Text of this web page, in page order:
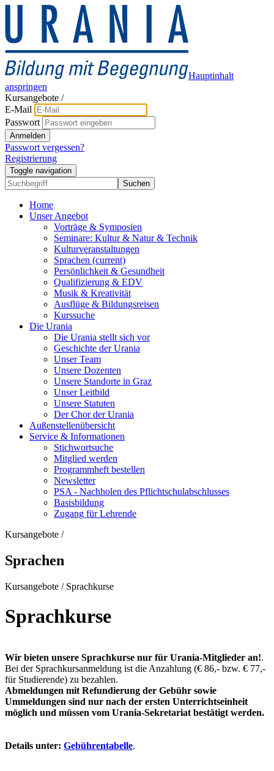
Hauptinhalt
anspringen
Kursangebote /
E-Mail
Passwort
Anmelden
Passwort vergessen?
Registrierung
Toggle navigation
Suchen
Home
Unser Angebot
Vorträge & Symposien
Seminare: Kultur & Natur & Technik
Kulturveranstaltungen
Sprachen (current)
Persönlichkeit & Gesundheit
Qualifizierung & EDV
Musik & Kreativität
Ausflüge & Bildungsreisen
Kurssuche
Die Urania
Die Urania stellt sich vor
Geschichte der Urania
Unser Team
Unsere Dozenten
Unsere Standorte in Graz
Unser Leitbild
Unsere Statuten
Der Chor der Urania
Außenstellenübersicht
Service & Informationen
Stichwortsuche
Mitglied werden
Programmheft bestellen
Newsletter
PSA - Nachholen des Pflichtschulabschlusses
Basisbildung
Zugang für Lehrende
Kursangebote /
Sprachen
Kursangebote / Sprachkurse
Sprachkurse
Wir bieten unsere Sprachkurse nur für Urania-Mitglieder an!.
Bei der Sprachkursanmeldung ist die Anzahlung (€ 86,- bzw. € 77,-
für Studierende) zu bezahlen.
Abmeldungen mit Refundierung der Gebühr sowie
Ummeldungen sind nur nach der ersten Unterrichtseinheit
möglich und müssen vom Urania-Sekretariat bestätigt werden.
Details unter: Gebührentabelle.